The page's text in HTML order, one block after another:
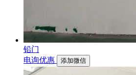
铅门
电询优惠
添加微信